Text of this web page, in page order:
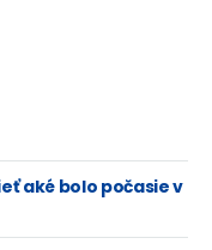
aké bolo počasie v